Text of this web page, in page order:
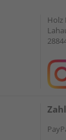
Holz